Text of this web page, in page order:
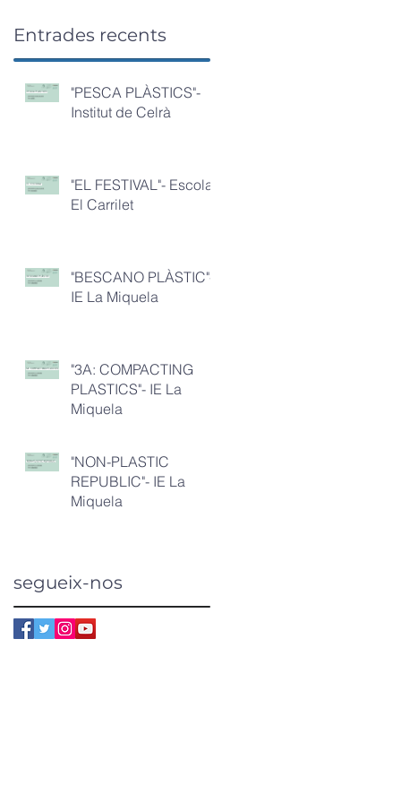
Entrades recents
"PESCA PLÀSTICS"-
Institut de Celrà
"EL FESTIVAL"- Escola
El Carrilet
"BESCANO PLÀSTIC"-
IE La Miquela
"3A: COMPACTING
PLASTICS"- IE La
Miquela
"NON-PLASTIC
REPUBLIC"- IE La
Miquela
segueix-nos